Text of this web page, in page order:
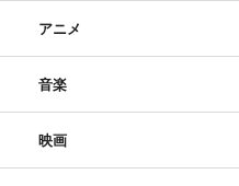
アニメ
音楽
映画